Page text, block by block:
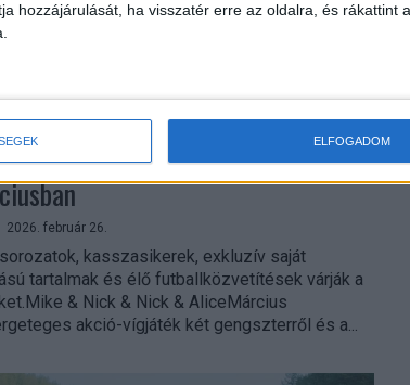
hozzájárulását, ha visszatér erre az oldalra, és rákattint
ELFOGADOM
szórakoztat a Disney+
2026. február 26.
kasszasikerek, exkluzív saját
tartalmak és élő futballközvetítések várják a
& Nick & Nick & AliceMárcius
akció-vígjáték két gengszterről és a...